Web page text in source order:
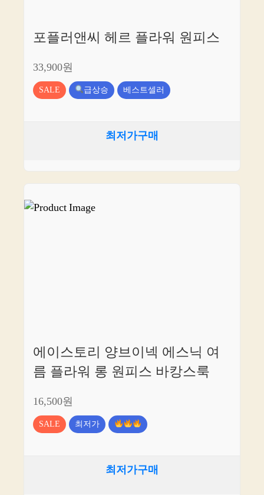
포플러앤씨 헤르 플라워 원피스
33,900원
SALE 급상승 베스트셀러
최저가구매
에이스토리 양브이넥 에스닉 여
름 플라워 롱 원피스 바캉스룩
16,500원
SALE 최저가
최저가구매